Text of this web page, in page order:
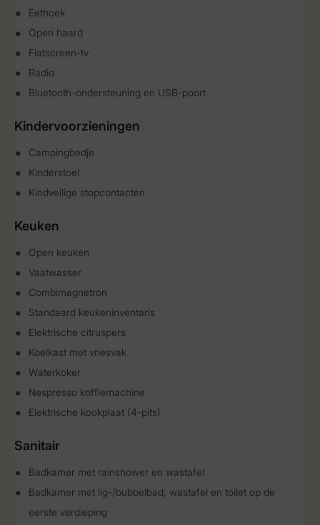
Eethoek
Open haard
Flatscreen-tv
Radio
Bluetooth-ondersteuning en USB-poort
Kindervoorzieningen
Campingbedje
Kinderstoel
Kindveilige stopcontacten
Keuken
Open keuken
Vaatwasser
Combimagnetron
Standaard keukeninventaris
Elektrische citruspers
Koelkast met vriesvak
Waterkoker
Nespresso koffiemachine
Elektrische kookplaat (4-pits)
Sanitair
Badkamer met rainshower en wastafel
Badkamer met lig-/bubbelbad, wastafel en toilet op de
eerste verdieping